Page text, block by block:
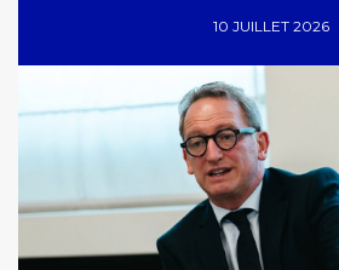
10 JUILLET 2026